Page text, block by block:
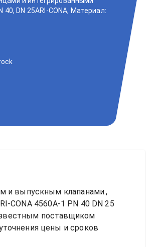
DN 25ARI-CONA, Материал:
и выпускным клапанами.,
CONA 4560A-1 PN 40 DN 25
поставщиком
цены и сроков